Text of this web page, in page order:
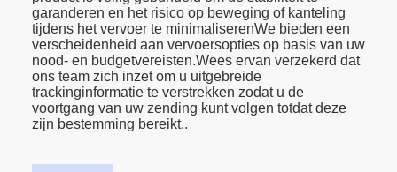
garanderen en het risico op beweging of kanteling
tijdens het vervoer te minimaliserenWe bieden een
verscheidenheid aan vervoersopties op basis van uw
nood- en budgetvereisten.Wees ervan verzekerd dat
ons team zich inzet om u uitgebreide
trackinginformatie te verstrekken zodat u de
voortgang van uw zending kunt volgen totdat deze
zijn bestemming bereikt..